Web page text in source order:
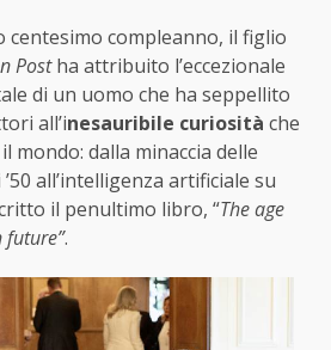
centesimo compleanno, il figlio
Postha attribuito l’eccezionale
di un uomo che ha seppellito
all’inesauribile curiosità che
mondo: dalla minaccia delle
all’intelligenza artificiale su
il penultimo libro, “The age
future”.